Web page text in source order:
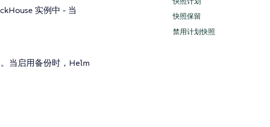
快照保留
禁用计划快照
实例中 - 当
当启用备份时，Helm